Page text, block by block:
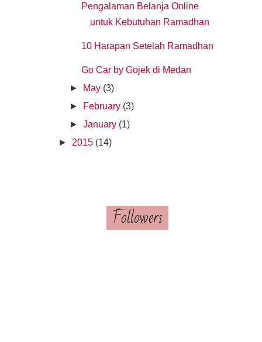
Pengalaman Belanja Online
untuk Kebutuhan Ramadhan
10 Harapan Setelah Ramadhan
Go Car by Gojek di Medan
►
May (3)
►
February (3)
►January (1)
► 2015 (14)
Followers